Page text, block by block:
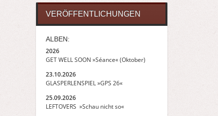
VERÖFFENTLICHUNGEN
ALBEN:
2026
GET WELL SOON »Séance« (Oktober)
23.10.2026
GLASPERLENSPIEL »GPS 26«
25.09.2026
LEFTOVERS »Schau nicht so«